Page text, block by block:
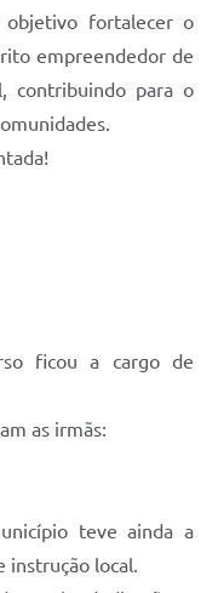
fortalecer o
empreendedor de
contribuindo para o
ficou a cargo de
as irmãs:
teve ainda a
instrução local.